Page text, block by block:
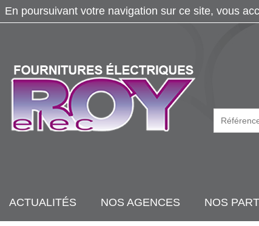
ACTUALITÉS NOS AGENCES NOS
En poursuivant votre navigation sur ce site, vous